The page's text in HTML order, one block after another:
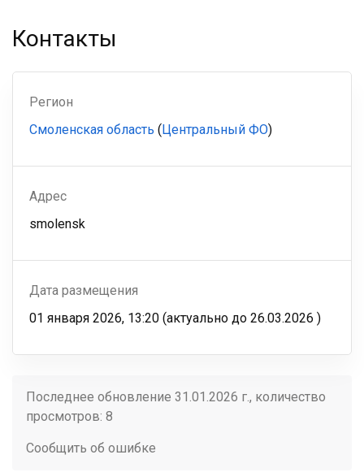
Контакты
Регион
Смоленская область (Центральный ФО)
Адрес
smolensk
Дата размещения
01 января 2026, 13:20 (актуально до 26.03.2026 )
Последнее обновление 31.01.2026 г., количество
просмотров: 8
Сообщить об ошибке